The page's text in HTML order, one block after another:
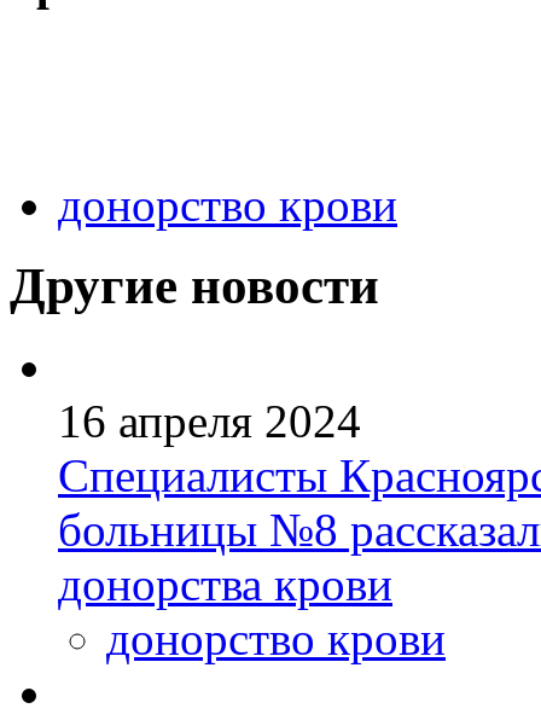
донорство крови
Другие новости
16 апреля 2024
Специалисты
больницы №8
донорства крови
донорство крови